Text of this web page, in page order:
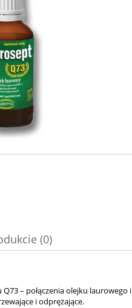
(0)
– połączenia olejku
i odprężające.